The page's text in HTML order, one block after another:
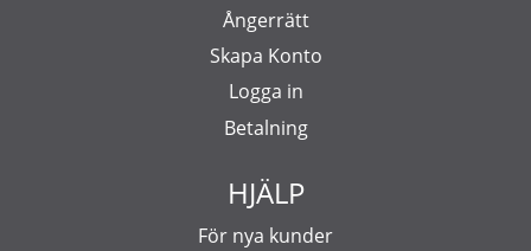
Ångerrätt
Skapa Konto
Logga in
Betalning
HJÄLP
För nya kunder